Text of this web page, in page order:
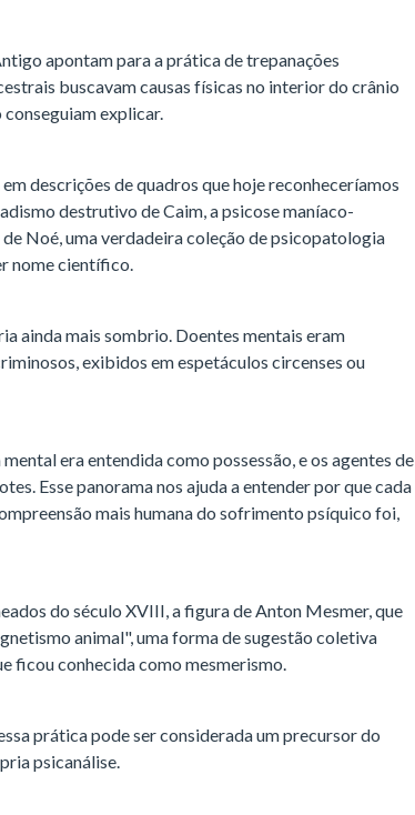
apontam para a prática de trepanações
buscavam causas físicas no interior do crânio
conseguiam explicar.
descrições de quadros que hoje reconheceríamos
destrutivo de Caim, a psicose maníaco-
Noé, uma verdadeira coleção de psicopatologia
nome científico.
ainda mais sombrio. Doentes mentais eram
exibidos em espetáculos circenses ou
era entendida como possessão, e os agentes de
Esse panorama nos ajuda a entender por que cada
mais humana do sofrimento psíquico foi,
do século XVIII, a figura de Anton Mesmer, que
animal", uma forma de sugestão coletiva
ficou conhecida como mesmerismo.
prática pode ser considerada um precursor do
psicanálise.